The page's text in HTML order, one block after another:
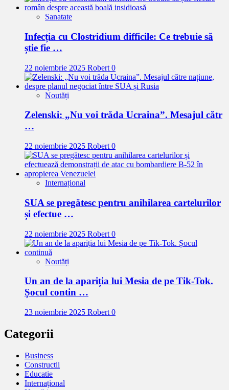
Sanatate
Infecția cu Clostridium difficile: Ce trebuie să
știe fie …
22 noiembrie 2025 Robert 0
Noutăți
Zelenski: „Nu voi trăda Ucraina”. Mesajul cătr
…
22 noiembrie 2025 Robert 0
Internațional
SUA se pregătesc pentru anihilarea cartelurilor
și efectue …
22 noiembrie 2025 Robert 0
Noutăți
Un an de la apariția lui Mesia de pe Tik-Tok.
Șocul contin …
23 noiembrie 2025 Robert 0
Categorii
Business
Constructii
Educatie
Internațional